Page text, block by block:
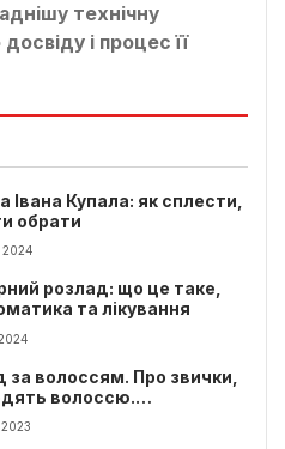
технічну
і процес її
Івана Купала: як сплести,
обрати
2024
розлад: що це таке,
та лікування
за волоссям. Про звички,
волоссю.
помилки догляду